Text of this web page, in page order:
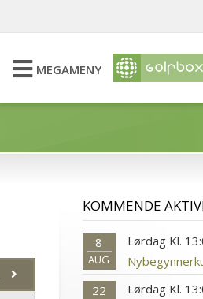
MEGAMENY
KOMMENDE
8
AUG
Lørdag Kl.
22
Lørdag Kl.